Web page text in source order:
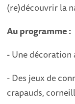
(re)découvrir la
Au programme :
- Une
- Des jeux de
crapauds,